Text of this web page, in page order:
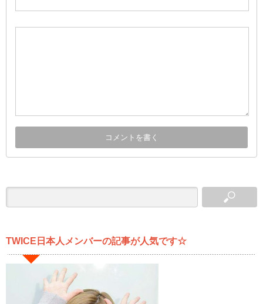
TWICE日本人メンバーの記事が人気です☆